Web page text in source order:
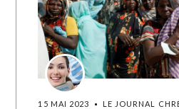
15 MAI 2023 LE JOURNAL